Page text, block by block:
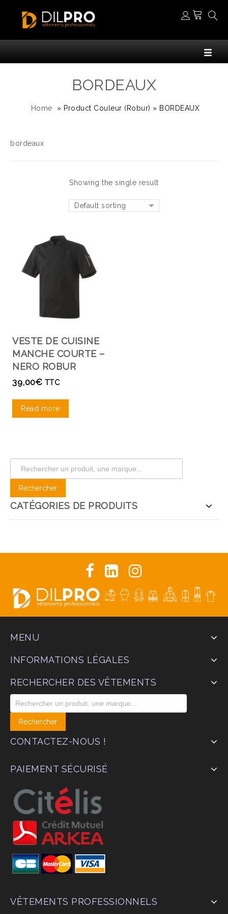
BORDEAUX
Home » Product Couleur (Robur) » BORDEAUX
bordeaux
Showing the single result
Default sorting
VESTE DE CUISINE
MANCHE COURTE –
NERO ROBUR
39,00€ TTC
Read more
CATÉGORIES DE PRODUITS
MENU
INFORMATIONS LÉGALES
RECHERCHER DES VÊTEMENTS
CONTACTEZ-NOUS !
PAIEMENT SÉCURISÉ
VÊTEMENTS PROFESSIONNELS